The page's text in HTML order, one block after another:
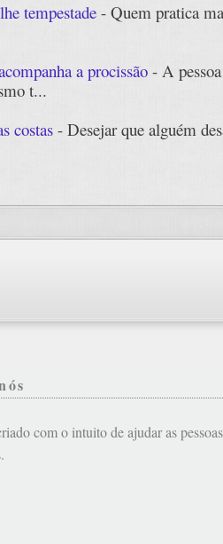
tempestade - Quem pratica
a procissão - A
t...
costas - Desejar que alguém
com o intuito de ajudar as